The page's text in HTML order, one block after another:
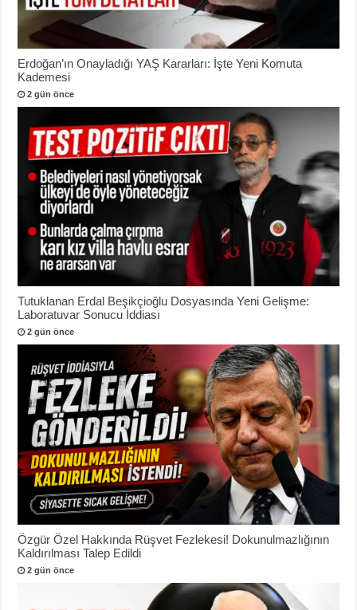
Erdoğan’ın Onayladığı YAŞ Kararları: İşte Yeni Komuta
Kademesi
2 gün önce
Tutuklanan Erdal Beşikçioğlu Dosyasında Yeni Gelişme:
Laboratuvar Sonucu İddiası
2 gün önce
Özgür Özel Hakkında Rüşvet Fezlekesi! Dokunulmazlığının
Kaldırılması Talep Edildi
2 gün önce